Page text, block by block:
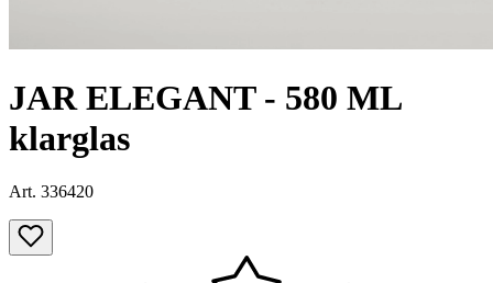
JAR ELEGANT - 580 ML
klarglas
Art. 336420